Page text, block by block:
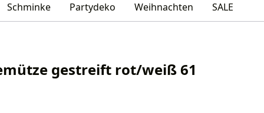
Schminke Partydeko Weihnachten SALE
gestreift rot/weiß 61